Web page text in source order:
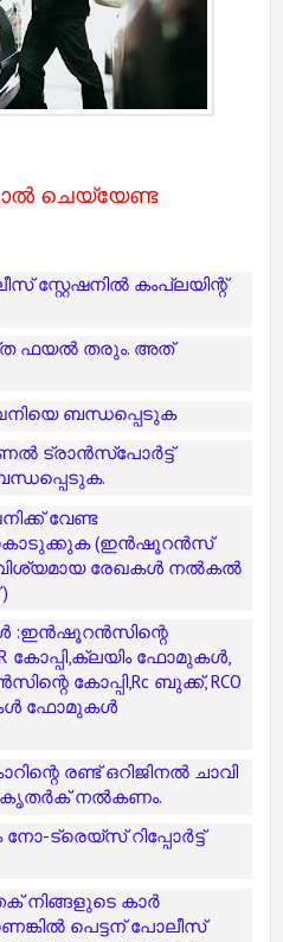
ചെയ്യേണ്ട
സ്റ്റേഷനിൽ കംപ്ലയിന്റ്
ഫയൽ തരും. അത്
ബന്ധപ്പെടുക
ട്രാൻസ്‌പോർട്ട്
വേണ്ട
(ഇൻഷൂറൻസ്
രേഖകൾ നൽകൽ
:ഇൻഷൂറൻസിന്റെ
കോപ്പി,ക്ലയിം ഫോമുകൾ,
കോപ്പി,Rc ബുക്ക്‌, RCO
ഫോമുകൾ
രണ്ട് ഒറിജിനൽ ചാവി
നൽകണം.
ട്രെയ്സ് റിപ്പോർട്ട്
നിങ്ങളുടെ കാർ
പെട്ടന് പോലീസ്